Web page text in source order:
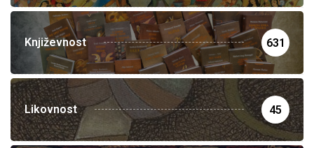
Književnost 631
Likovnost 45